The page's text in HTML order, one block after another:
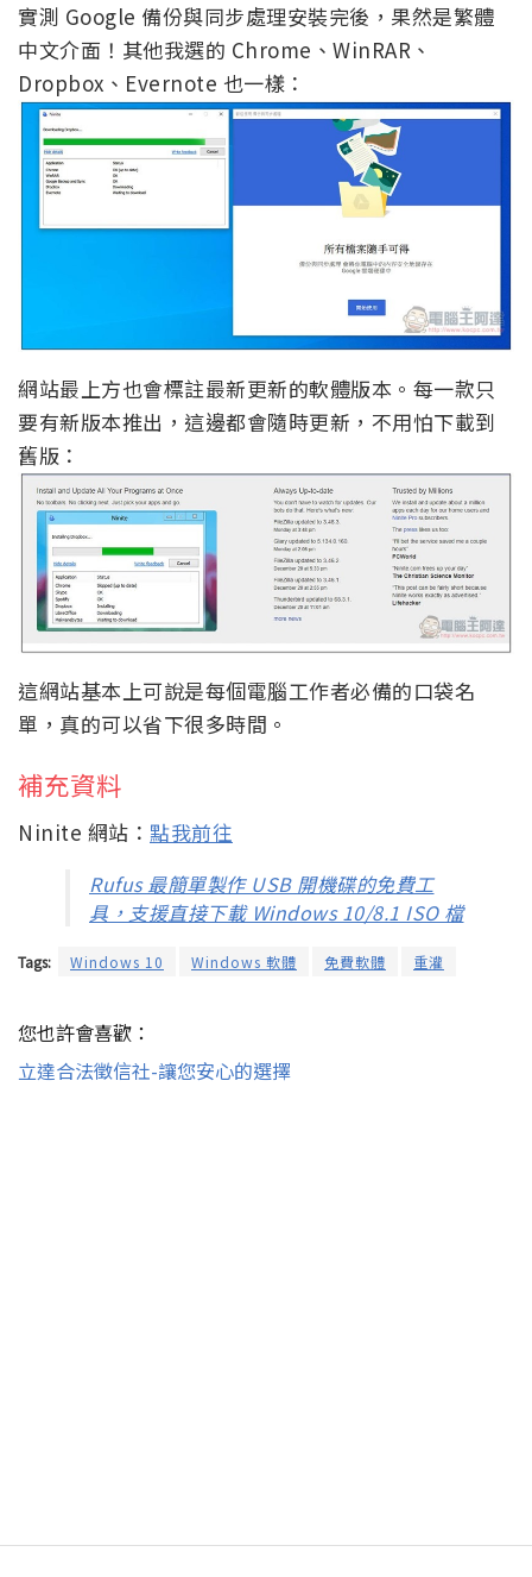
實測 Google 備份與同步處理安裝完後，果然是繁體
中文介面！其他我選的 Chrome、WinRAR、
Dropbox、Evernote 也一樣：
網站最上方也會標註最新更新的軟體版本。每一款只
要有新版本推出，這邊都會隨時更新，不用怕下載到
舊版：
這網站基本上可說是每個電腦工作者必備的口袋名
單，真的可以省下很多時間。
補充資料
Ninite 網站： 點我前往
Rufus 最簡單製作 USB 開機碟的免費工
具，支援直接下載 Windows 10/8.1 ISO 檔
Tags: Windows 10 Windows 軟體 免費軟體 重灌
您也許會喜歡：
立達合法徵信社-讓您安心的選擇